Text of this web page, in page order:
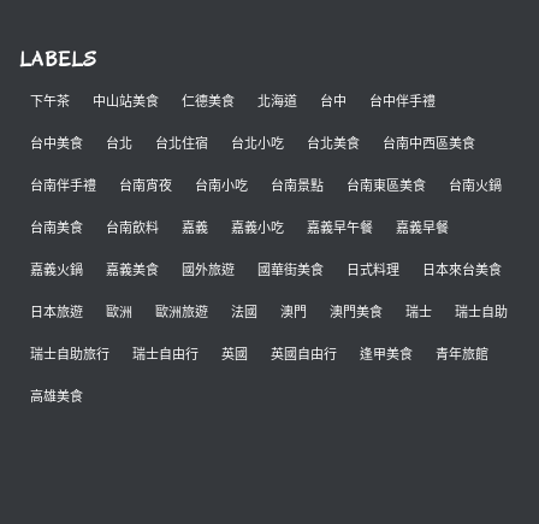
LABELS
下午茶 中山站美食 仁德美食 北海道 台中 台中伴手禮
台中美食 台北 台北住宿 台北小吃 台北美食 台南中西區美食
台南伴手禮 台南宵夜 台南小吃 台南景點 台南東區美食 台南火鍋
台南美食 台南飲料 嘉義 嘉義小吃 嘉義早午餐 嘉義早餐
嘉義火鍋 嘉義美食 國外旅遊 國華街美食 日式料理 日本來台美食
日本旅遊 歐洲 歐洲旅遊 法國 澳門 澳門美食 瑞士 瑞士自助
瑞士自助旅行 瑞士自由行 英國 英國自由行 逢甲美食 青年旅館
高雄美食